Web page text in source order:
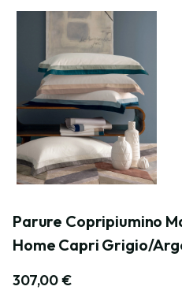
Parure Copripiumino
Home Capri Grigio/
307,00 €